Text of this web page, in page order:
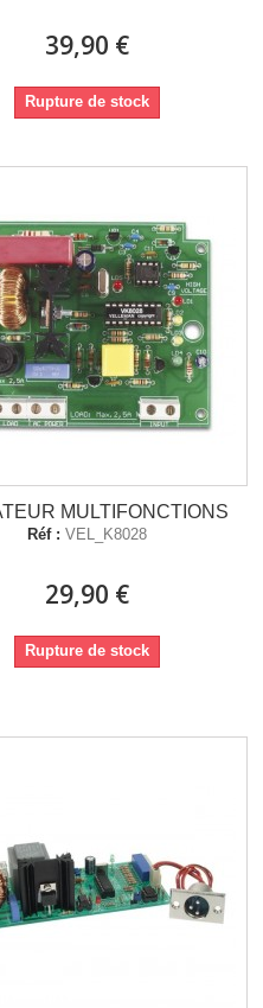
39,90 €
Rupture de stock
MULTIFONCTIONS
Réf : VEL_K8028
29,90 €
Rupture de stock